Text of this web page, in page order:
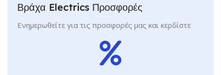
Βράχα Electrics Προσφορές
Ενημερωθείτε για τις προσφορές μας και κερδίστε